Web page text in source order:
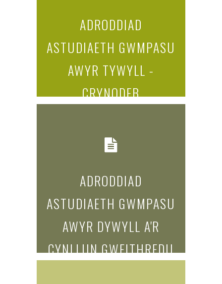
ADRODDIAD
ASTUDIAETH GWMPASU
AWYR TYWYLL -
CRYNODEB
read more...
ADRODDIAD
ASTUDIAETH GWMPASU
AWYR DYWYLL A'R
CYNLLUN GWEITHREDU